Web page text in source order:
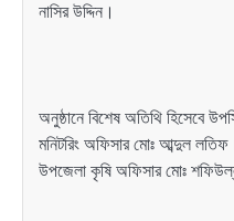
নাসির উদ্দিন।
অনুষ্ঠানে বিশেষ অতিথি হিসেবে
মনিটরিং অফিসার মোঃ আব্দুল
উপজেলা কৃষি অফিসার মোঃ